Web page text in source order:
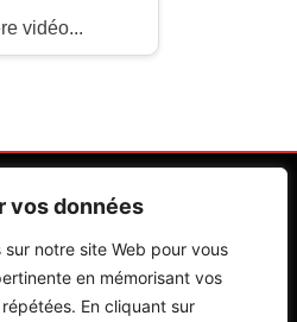
vos données
notre site Web pour vous
en mémorisant vos
En cliquant sur
vidéo...